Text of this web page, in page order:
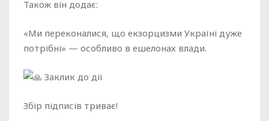
Також він додає:
«Ми переконалися, що екзорцизми Україні дуже
потрібні» — особливо в ешелонах влади.
Заклик до дії
Збір підписів триває!